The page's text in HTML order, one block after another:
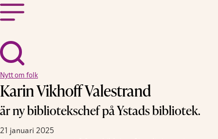
Nytt om folk
Karin Vikhoff Valestrand
är ny bibliotekschef på Ystads bibliotek.
21 januari 2025